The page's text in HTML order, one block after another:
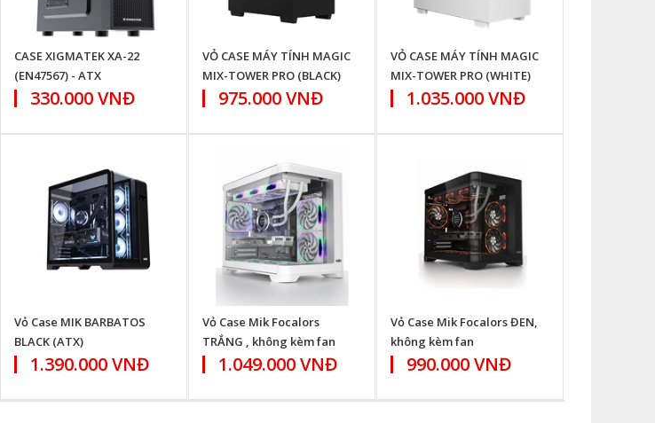
CASE XIGMATEK XA-22
(EN47567) - ATX
330.000 VNĐ
VỎ CASE MÁY TÍNH MAGIC
MIX-TOWER PRO (BLACK)
975.000 VNĐ
VỎ CASE MÁY TÍNH MAGIC
MIX-TOWER PRO (WHITE)
1.035.000 VNĐ
Vỏ Case MIK BARBATOS
BLACK (ATX)
1.390.000 VNĐ
Vỏ Case Mik Focalors
TRẮNG , không kèm fan
1.049.000 VNĐ
Vỏ Case Mik Focalors ĐEN,
không kèm fan
990.000 VNĐ